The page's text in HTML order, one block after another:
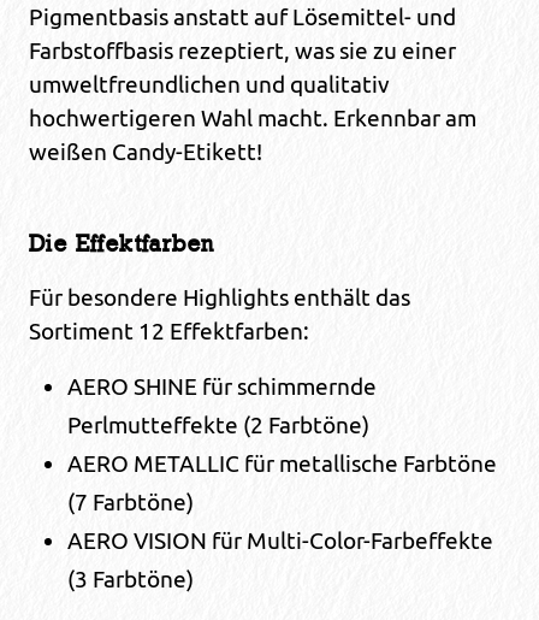
Pigmentbasis anstatt auf Lösemittel- und
Farbstoffbasis rezeptiert, was sie zu einer
umweltfreundlichen und qualitativ
hochwertigeren Wahl macht. Erkennbar am
weißen Candy-Etikett!
Die Effektfarben
Für besondere Highlights enthält das
Sortiment 12 Effektfarben:
AERO SHINE für schimmernde
Perlmutteffekte (2 Farbtöne)
AERO METALLIC für metallische Farbtöne
(7 Farbtöne)
AERO VISION für Multi-Color-Farbeffekte
(3 Farbtöne)